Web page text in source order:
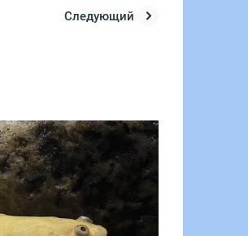
Следующий